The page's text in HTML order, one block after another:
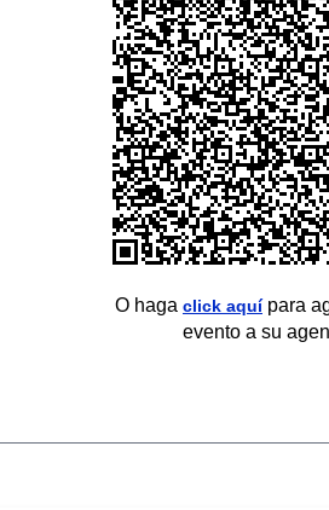
O haga click aquípara
evento a su